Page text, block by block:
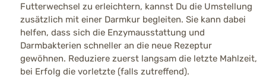
Futterwechsel zu erleichtern, kannst Du die Umstellung
zusätzlich mit einer Darmkur begleiten. Sie kann dabei
helfen, dass sich die Enzymausstattung und
Darmbakterien schneller an die neue Rezeptur
gewöhnen. Reduziere zuerst langsam die letzte Mahlzeit,
bei Erfolg die vorletzte (falls zutreffend).